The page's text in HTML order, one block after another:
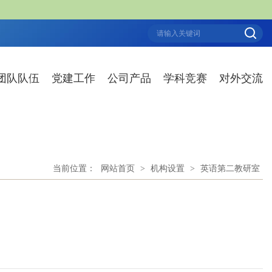
队队伍 党建工作 公司产品 学科竞赛 对外交流
当前位置： 网站首页 > 机构设置 > 英语第二教研室